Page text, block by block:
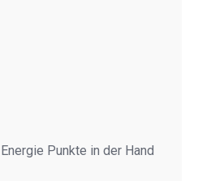
Punkte in der Hand